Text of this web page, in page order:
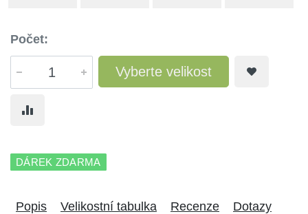
Počet:
Vyberte velikost
DÁREK ZDARMA
Popis Velikostní tabulka Recenze Dotazy